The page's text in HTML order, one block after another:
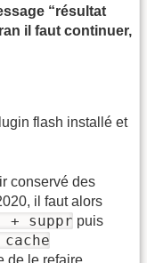
“résultat
il faut continuer,
flash installé et
conservé des
il faut alors
suppr puis
de le refaire